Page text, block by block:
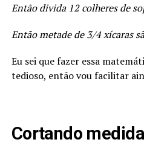
Então divida 12 colheres de
Então metade de 3/4 xícaras
Eu sei que fazer essa
tedioso, então vou facilitar
Cortando